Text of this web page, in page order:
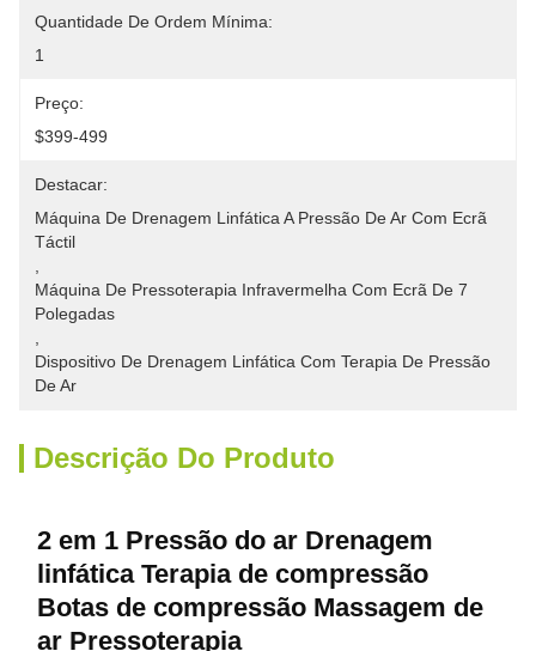
Quantidade De Ordem Mínima:
1
Preço:
$399-499
Destacar:
Máquina De Drenagem Linfática A Pressão De Ar Com Ecrã
Táctil
Máquina De Pressoterapia Infravermelha Com Ecrã De 7
Polegadas
Dispositivo De Drenagem Linfática Com Terapia De Pressão
De Ar
Descrição Do Produto
2 em 1 Pressão do ar Drenagem
linfática Terapia de compressão
Botas de compressão Massagem de
ar Pressoterapia